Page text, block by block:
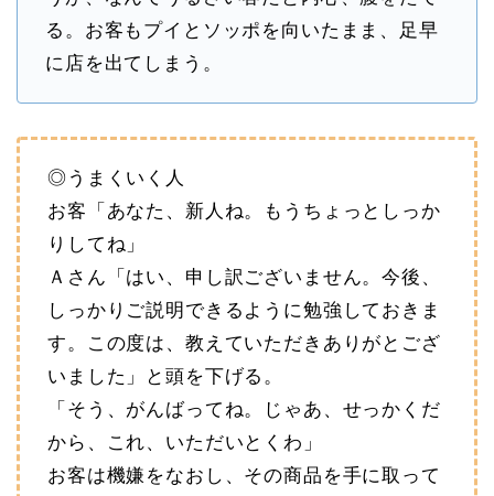
る。お客もプイとソッポを向いたまま、足早
に店を出てしまう。
◎うまくいく人
お客「あなた、新人ね。もうちょっとしっか
りしてね」
Ａさん「はい、申し訳ございません。今後、
しっかりご説明できるように勉強しておきま
す。この度は、教えていただきありがとござ
いました」と頭を下げる。
「そう、がんばってね。じゃあ、せっかくだ
から、これ、いただいとくわ」
お客は機嫌をなおし、その商品を手に取って